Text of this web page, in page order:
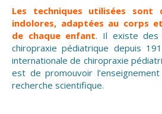
Les techniques utilisées sont
indolores, adaptées au corps
de chaque enfant. Il existe des
chiropraxie pédiatrique depuis
internationale de chiropraxie
est de promouvoir
recherche scientifique.